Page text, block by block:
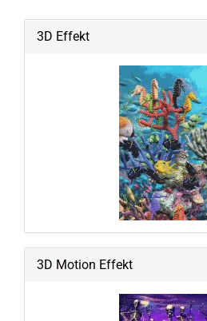
3D Effekt
3D Motion Effekt